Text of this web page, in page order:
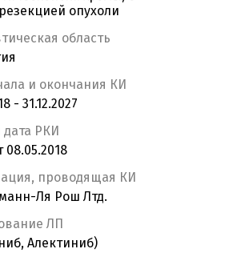
опухоли
область
и окончания КИ
- 31.12.2027
РКИ
проводящая КИ
Ля Рош Лтд.
ЛП
Алектиниб)